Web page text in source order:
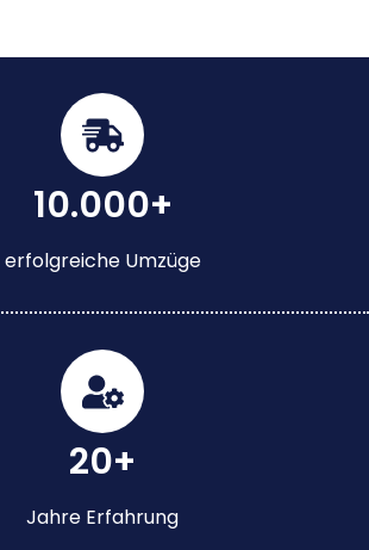
10.000+
erfolgreiche Umzüge
20+
Jahre Erfahrung